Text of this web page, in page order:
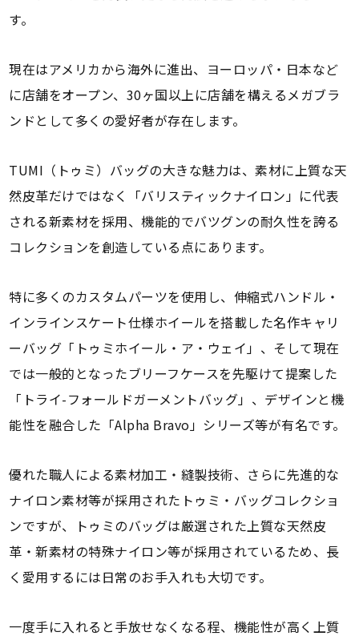
す。
現在はアメリカから海外に進出、ヨーロッパ・日本など
に店舗をオープン、30ヶ国以上に店舗を構えるメガブラ
ンドとして多くの愛好者が存在します。
TUMI（トゥミ）バッグの大きな魅力は、素材に上質な天
然皮革だけではなく「バリスティックナイロン」に代表
される新素材を採用、機能的でバツグンの耐久性を誇る
コレクションを創造している点にあります。
特に多くのカスタムパーツを使用し、伸縮式ハンドル・
インラインスケート仕様ホイールを搭載した名作キャリ
ーバッグ「トゥミホイール・ア・ウェイ」、そして現在
では一般的となったブリーフケースを先駆けて提案した
「トライ-フォールドガーメントバッグ」、デザインと機
能性を融合した「Alpha Bravo」シリーズ等が有名です。
優れた職人による素材加工・縫製技術、さらに先進的な
ナイロン素材等が採用されたトゥミ・バッグコレクショ
ンですが、トゥミのバッグは厳選された上質な天然皮
革・新素材の特殊ナイロン等が採用されているため、長
く愛用するには日常のお手入れも大切です。
一度手に入れると手放せなくなる程、機能性が高く上質